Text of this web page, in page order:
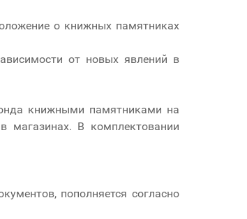
о книжных памятниках
от новых явлений в
книжными памятниками на
магазинах. В комплектовании
пополняется согласно